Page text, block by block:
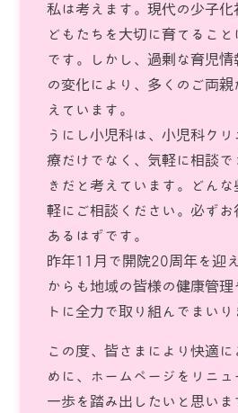
私は考えます。現代の少子
どもたちを大切に育てるこ
です。しかし、過剰な育児情
の変化により、多くのご両
えています。
うにし小児科は、小児科ク
療だけでなく、気軽に相談で
きだと考えています。どん
軽にご相談ください。必ずお
あるはずです。
昨年11月で開院20周年を迎
からも地域の皆様の健康管
トに全力で取り組んでまいり
この度、皆さまにより快適
めに、ホームページをリニュ
一歩を踏み出したいと思いま